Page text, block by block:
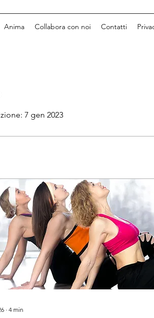
Anima Collabora con noi Contatti
7 gen 2023
∙ 4 min